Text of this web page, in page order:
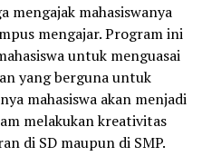
mengajak mahasiswanya
mengajar. Program ini
untuk menguasai
yang berguna untuk
mahasiswa akan menjadi
melakukan kreativitas
di SD maupun di SMP.